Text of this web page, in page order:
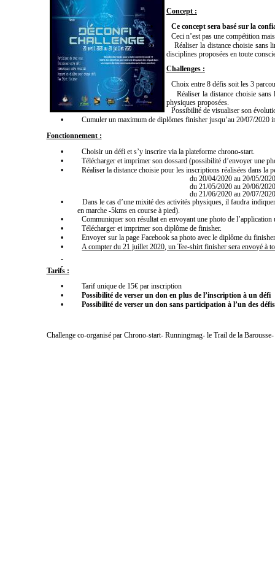
Concept :
•
Ce concept sera basé sur la
•
Ceci n’est pas une compétition
•
Réaliser la distance choisie sans
disciplines proposées en toute
Challenges :
•
Choix entre 8 défis soit les 3
•
Réaliser la distance choisie
physiques proposées.
•
Possibilité de visualiser son
•
Cumuler un maximum de diplômes finisher jusqu’au 20/07/2020
Fonctionnement :
•
Choisir un défi et s’y inscrire via la plateforme chrono-start.
•
Télécharger et imprimer son dossard (possibilité d’envoyer une
•
Réaliser la distance choisie pour les inscriptions réalisées dans la
du 20/04/2020 au 20/05/2020 au
du 21/05/2020 au 20/06/2020 au
du 21/06/2020 au 20/07/2020 au
•
Dans le cas d’une mixité des activités physiques, il faudra
en marche -5kms en course à pied).
•
Communiquer son résultat en envoyant une photo de
•
Télécharger et imprimer son diplôme de finisher.
•
Envoyer sur la page Facebook sa photo avec le diplôme du
•
A compter du 21 juillet 2020, un Tee-shirt finisher sera envoyé à
Tarifs :
•
Tarif unique de 15€ par inscription
•
Possibilité de verser un don en plus de l’inscription à un défi
•
Possibilité de verser un don sans participation à l’un des défis
Challenge co-organisé par Chrono-start- Runningmag- le Trail de la